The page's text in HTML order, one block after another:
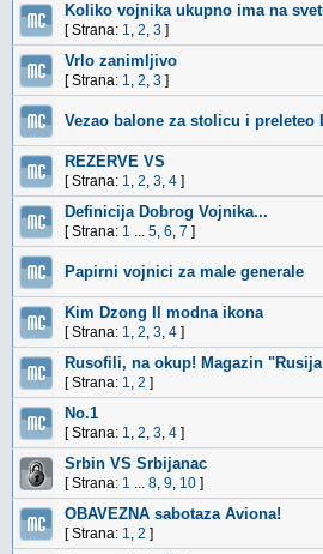
Koliko vojnika ukupno ima na
[ Strana: 1, 2, 3 ]
Vrlo zanimljivo
[ Strana: 1, 2, 3 ]
Vezao balone za stolicu i preleteo
REZERVE VS
[ Strana: 1, 2, 3, 4 ]
Definicija Dobrog Vojnika...
[ Strana: 1 ... 5, 6, 7 ]
Papirni vojnici za male generale
Kim Dzong Il modna ikona
[ Strana: 1, 2, 3, 4 ]
Rusofili, na okup! Magazin
[ Strana: 1, 2 ]
No.1
[ Strana: 1, 2, 3, 4 ]
Srbin VS Srbijanac
[ Strana: 1 ... 8, 9, 10 ]
OBAVEZNA sabotaza Aviona!
[ Strana: 1, 2 ]